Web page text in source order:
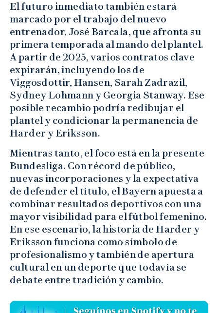
El futuro inmediato también estará
marcado por el trabajo del nuevo
entrenador, José Barcala, que afronta su
primera temporada al mando del plantel.
A partir de 2025, varios contratos clave
expirarán, incluyendo los de
Viggosdottir, Hansen, Sarah Zadrazil,
Sydney Lohmann y Georgia Stanway. Ese
posible recambio podría redibujar el
plantel y condicionar la permanencia de
Harder y Eriksson.
Mientras tanto, el foco está en la presente
Bundesliga. Con récord de público,
nuevas incorporaciones y la expectativa
de defender el título, el Bayern apuesta a
combinar resultados deportivos con una
mayor visibilidad para el fútbol femenino.
En ese escenario, la historia de Harder y
Eriksson funciona como símbolo de
profesionalismo y también de apertura
cultural en un deporte que todavía se
debate entre tradición y cambio.